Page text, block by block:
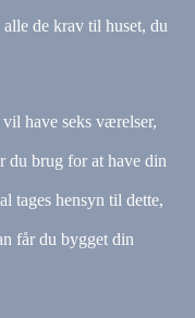
de krav til huset, du
have seks værelser,
du brug for at have din
tages hensyn til dette,
får du bygget din